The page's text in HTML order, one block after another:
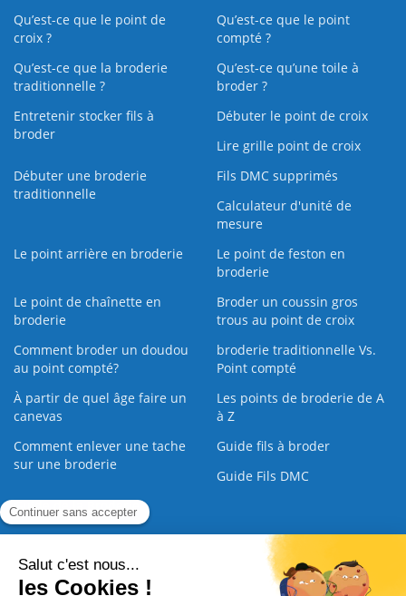
Qu’est-ce que le point de
croix ?
Qu’est-ce que le point
compté ?
Qu’est-ce que la broderie
traditionnelle ?
Qu’est‑ce qu’une toile à
broder ?
Entretenir stocker fils à
broder
Débuter le point de croix
Lire grille point de croix
Débuter une broderie
traditionnelle
Fils DMC supprimés
Calculateur d'unité de
mesure
Le point arrière en broderie
Le point de feston en
broderie
Le point de chaînette en
broderie
Broder un coussin gros
trous au point de croix
Comment broder un doudou
au point compté?
broderie traditionnelle Vs.
Point compté
À partir de quel âge faire un
canevas
Les points de broderie de A
à Z
Comment enlever une tache
sur une broderie
Guide fils à broder
Guide Fils DMC
Guide de la Broderie